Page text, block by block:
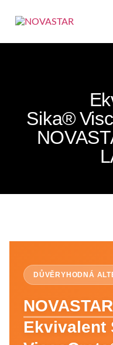
Sika®
DŮVĚRYHODNÁ
Ekvivalent